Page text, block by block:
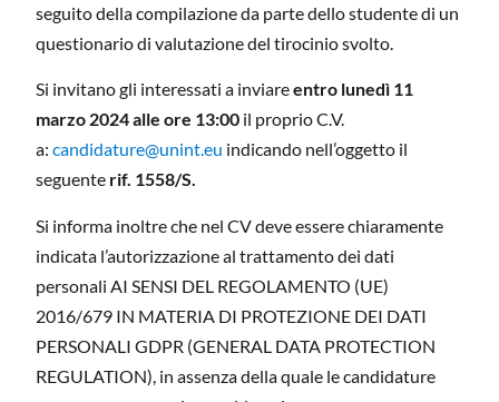
seguito della compilazione da parte dello studente di un
questionario di valutazione del tirocinio svolto.
Si invitano gli interessati a inviareentro lunedì 11
marzo 2024 alle ore 13:00 il proprio C.V.
a: candidature@unint.eu indicando nell’oggetto il
seguente rif. 1558/S.
Si informa inoltre che nel CV deve essere chiaramente
indicata l’autorizzazione al trattamento dei dati
personali AI SENSI DEL REGOLAMENTO (UE)
2016/679 IN MATERIA DI PROTEZIONE DEI DATI
PERSONALI GDPR (GENERAL DATA PROTECTION
REGULATION), in assenza della quale le candidature